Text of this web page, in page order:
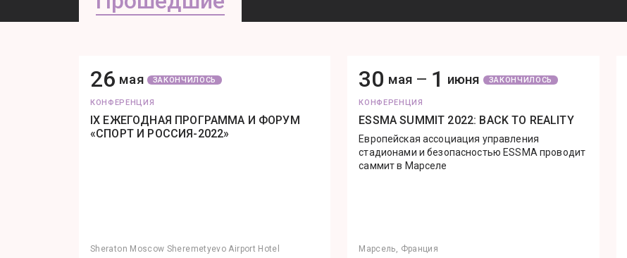
26 мая ЗАКОНЧИЛОСЬ
КОНФЕРЕНЦИЯ
IX ЕЖЕГОДНАЯ ПРОГРАММА И ФОРУМ
«СПОРТ И РОССИЯ-2022»
Sheraton Moscow Sheremetyevo Airport Hotel
30 мая — 1 июня ЗАКОНЧИЛОСЬ
КОНФЕРЕНЦИЯ
ESSMA SUMMIT 2022: BACK TO REALITY
Европейская ассоциация управления
стадионами и безопасностью ESSMA проводит
саммит в Марселе
Марсель, Франция